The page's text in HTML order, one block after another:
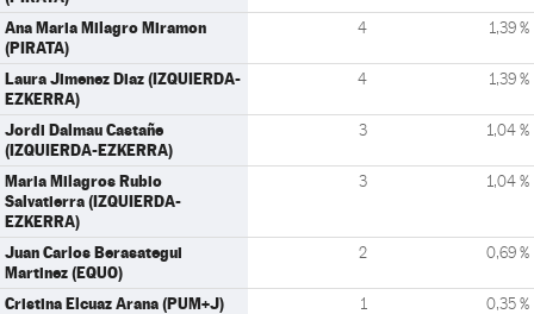
Ana Maria Milagro Miramon
(PIRATA)
4 1,39 %
Laura Jimenez Diaz (IZQUIERDA-
EZKERRA)
4 1,39 %
Jordi Dalmau Castañe
(IZQUIERDA-EZKERRA)
3 1,04 %
Maria Milagros Rubio
Salvatierra (IZQUIERDA-
EZKERRA)
3 1,04 %
Juan Carlos Berasategui
Martinez (EQUO)
2 0,69 %
Cristina Elcuaz Arana (PUM+J) 1 0,35 %